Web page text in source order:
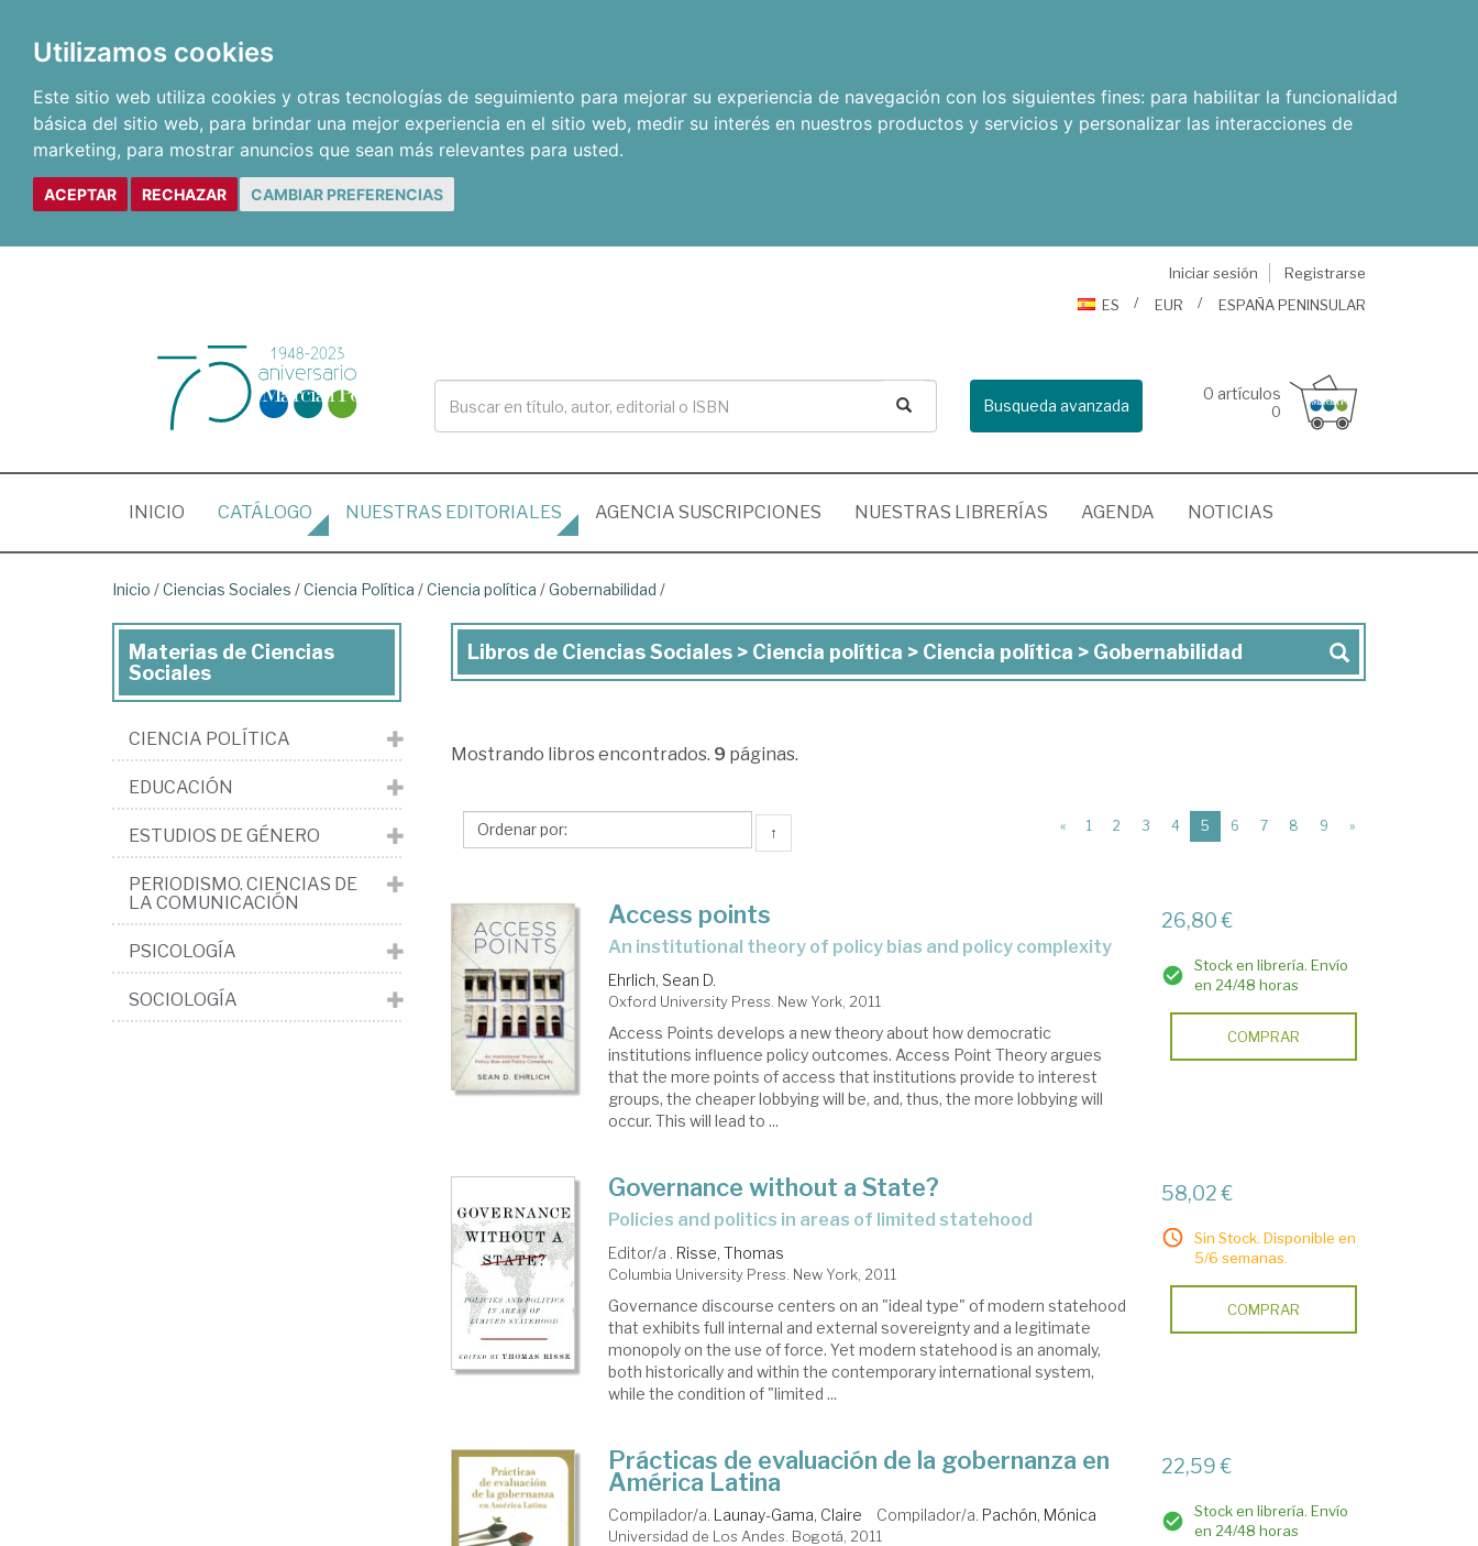
Utilizamos cookies
Este sitio web utiliza cookies y otras tecnologías de seguimiento para mejorar su experiencia de navegación con los siguientes fines: para habilitar la funcionalidad
básica del sitio web, para brindar una mejor experiencia en el sitio web, medir su interés en nuestros productos y servicios y personalizar las interacciones de
marketing, para mostrar anuncios que sean más relevantes para usted.
ACEPTAR RECHAZAR CAMBIAR PREFERENCIAS
Iniciar sesión
Registrarse
ES
EUR ESPAÑA PENINSULAR
Busqueda avanzada
0 artículos
0
INICIO (CURRENT)
CATÁLOGO NUESTRAS EDITORIALES AGENCIA SUSCRIPCIONES NUESTRAS LIBRERÍAS AGENDA NOTICIAS
Inicio /Ciencias Sociales /Ciencia Política /Ciencia política /Gobernabilidad /
Libros
Sociales
Ciencia
>
Ciencia
política
>
Gobernabilidad
Libros de Ciencias Sociales > Ciencia política > Ciencia política > Gobernabilidad
Mostrando libros encontrados. 9 páginas.
↑ « 1 2 3 4 5 (current)
6 7 8 9 »
Access points
an institutional theory of policy bias and policy complexity
Ehrlich, Sean D.
Oxford University Press. New York, 2011
Access Points develops a new theory about how democratic
institutions influence policy outcomes. Access Point Theory argues
that the more points of access that institutions provide to interest
groups, the cheaper lobbying will be, and, thus, the more lobbying will
occur. This will lead to ...
26,80 €
Stock en librería. Envío
en 24/48 horas
COMPRAR
Governance without a State?
policies and politics in areas of limited statehood
Editor/a . Risse, Thomas
Columbia University Press. New York, 2011
Governance discourse centers on an "ideal type" of modern statehood
that exhibits full internal and external sovereignty and a legitimate
monopoly on the use of force. Yet modern statehood is an anomaly,
both historically and within the contemporary international system,
while the condition of "limited ...
58,02 €
Sin Stock. Disponible en
5/6 semanas.
COMPRAR
Prácticas de evaluación de la gobernanza en
América Latina
Compilador/a. Launay-Gama, Claire Compilador/a. Pachón, Mónica
Universidad de Los Andes. Bogotá, 2011
22,59 €
Stock en librería. Envío
en 24/48 horas
Materias de Ciencias
Sociales
CIENCIA POLÍTICA
EDUCACIÓN
ESTUDIOS DE GÉNERO
PERIODISMO. CIENCIAS DE
LA COMUNICACIÓN
PSICOLOGÍA
SOCIOLOGÍA